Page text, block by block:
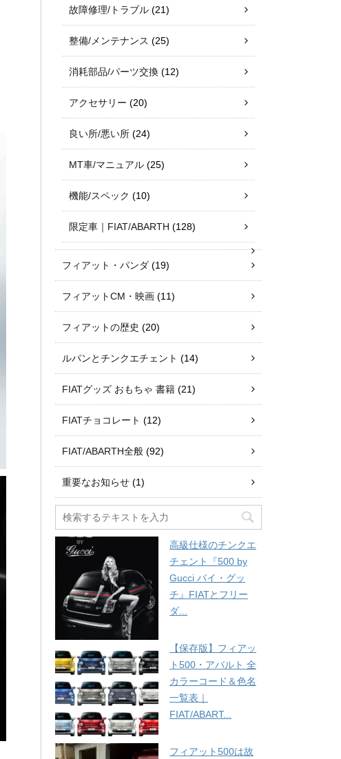
故障修理/トラブル (21)
整備/メンテナンス (25)
消耗部品/パーツ交換 (12)
アクセサリー (20)
良い所/悪い所 (24)
MT車/マニュアル (25)
機能/スペック (10)
限定車｜FIAT/ABARTH (128)
フィアット・パンダ (19)
フィアットCM・映画 (11)
フィアットの歴史 (20)
ルパンとチンクエチェント (14)
FIATグッズ おもちゃ 書籍 (21)
FIATチョコレート (12)
FIAT/ABARTH全般 (92)
重要なお知らせ (1)
高級仕様のチンクエ
チェント『500 by
Gucci バイ・グッ
チ』FIATとフリー
ダ...
【保存版】フィアッ
ト500・アバルト 全
カラーコード＆色名
一覧表｜
FIAT/ABART...
フィアット500は故